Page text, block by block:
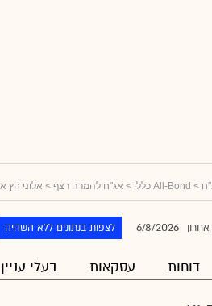
> All-Bond כללי > אג"ח להמרה רצף > אלוני חץ
6/8/2026 לצפות בנתונים ללא השהיה
דוחות עסקאות בעלי עניין